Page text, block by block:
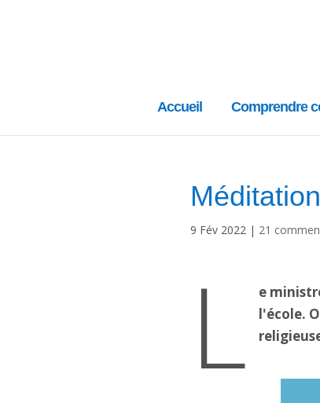
Accueil Comprendre
9 Fév 2022 | 21
L
e
l'école.